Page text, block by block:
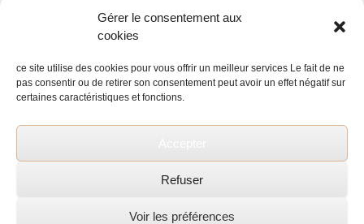
Gérer le consentement aux
cookies
ce site utilise des cookies pour vous offrir un meilleur services Le fait de ne
pas consentir ou de retirer son consentement peut avoir un effet négatif sur
certaines caractéristiques et fonctions.
Refuser
Voir les préférences